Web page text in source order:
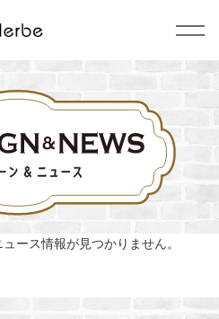
ース情報が見つかりません。